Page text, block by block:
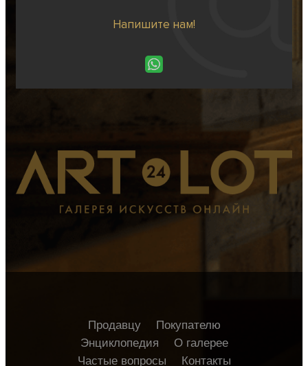
Напишите нам!
Продавцу
Покупателю
Энциклопедия
О галерее
Частые вопросы
Контакты